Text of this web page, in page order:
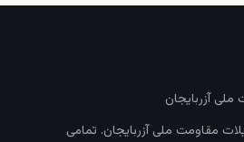
آزربایجان
مقاومت ملی آزربایجان. تمامی